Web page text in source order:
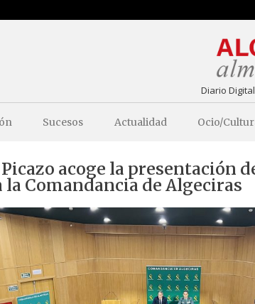
Diario
Sucesos Actualidad Ocio/
acoge la presentación
Comandancia de Algeciras